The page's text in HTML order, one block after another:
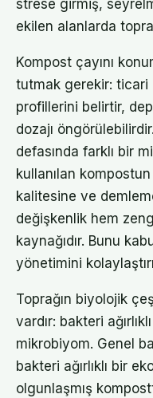
strese girmiş,
ekilen alanlarda
Kompost çayını
tutmak gerekir: ticari
profillerini belirtir,
dozajı
defasında farklı bir
kullanılan
kalitesine ve
değişkenlik hem
kaynağıdır. Bunu
yönetimini
Toprağın biyolojik
vardır: bakteri
mikrobiyom. Genel
bakteri ağırlıklı bir
olgunlaşmış